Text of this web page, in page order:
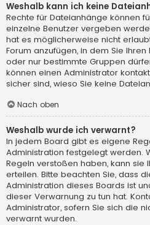
Weshalb kann ich keine
Rechte für Dateianhänge können
einzelne Benutzer vergeben
hat es möglicherweise nicht
Forum anzufügen, in dem Sie
oder nur bestimmte Gruppen
können einen Administrator
sicher sind, wieso Sie keine
Nach oben
Weshalb wurde ich verwarnt?
In jedem Board gibt es eigene
Administration festgelegt werden.
Regeln verstoßen haben, kann sie
erteilen. Bitte beachten Sie, dass
Administration dieses Boards ist
dieser Verwarnung zu tun hat.
Administrator, sofern Sie sich die
verwarnt wurden.